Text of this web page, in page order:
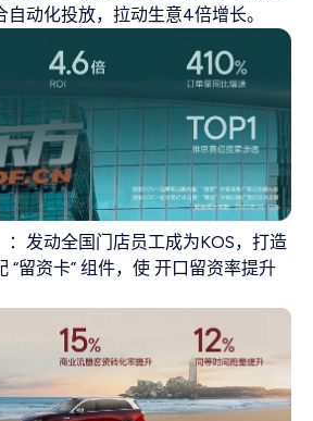
自动化投放，拉动生意4倍增长。
：发动全国门店员工成为KOS，打造
“留资卡” 组件，使 开口留资率提升